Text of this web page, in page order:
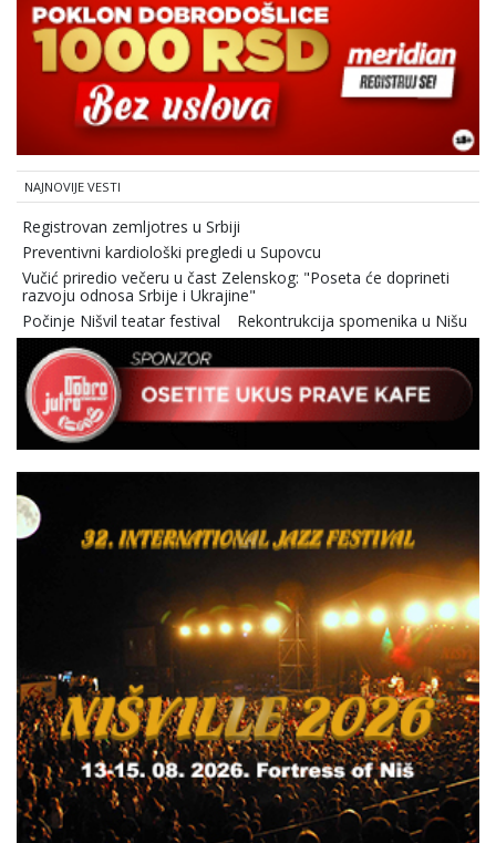
NAJNOVIJE VESTI
Registrovan zemljotres u Srbiji
Preventivni kardiološki pregledi u Supovcu
Vučić priredio večeru u čast Zelenskog: "Poseta će doprineti
razvoju odnosa Srbije i Ukrajine"
Počinje Nišvil teatar festival
Rekontrukcija spomenika u Nišu